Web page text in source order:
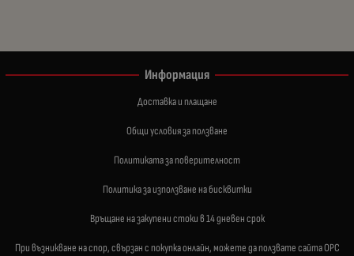
Информация
Доставка и плащане
Общи условия за ползване
Политиката за поверителност
Политика за използване на бисквитки
Връщане на закупени стоки в 14 дневен срок
При възникване на спор, свързан с покупка онлайн, можете да ползвате сайта ОРС